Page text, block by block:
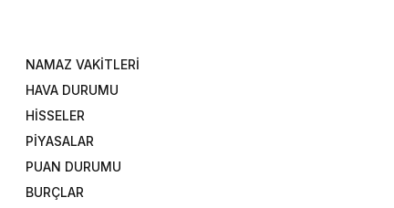
NAMAZ VAKİTLERİ
HAVA DURUMU
HİSSELER
PİYASALAR
PUAN DURUMU
BURÇLAR